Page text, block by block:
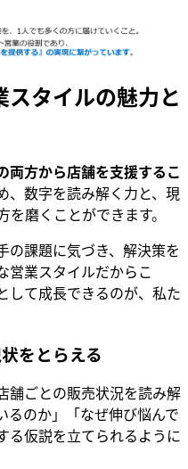
タイルの魅力と
両方から店舗を支援するこ
、数字を読み解く力と、現
磨くことができます。
の課題に気づき、解決策を
営業スタイルだからこ
して成長できるのが、私た
をとらえる
舗ごとの販売状況を読み解
るのか」「なぜ伸び悩んで
る仮説を立てられるように